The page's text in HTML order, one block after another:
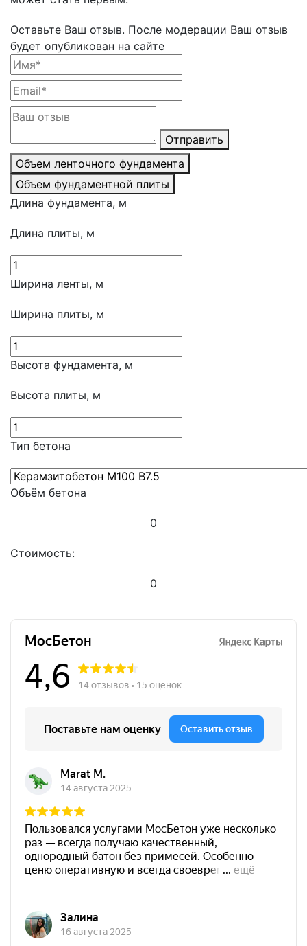
Оставьте Ваш отзыв. После модерации Ваш отзыв
будет опубликован на сайте
Отправить
Объем ленточного фундамента
Объем фундаментной плиты
Длина фундамента, м
Длина плиты, м
Ширина ленты, м
Ширина плиты, м
Высота фундамента, м
Высота плиты, м
Тип бетона
Объём бетона
0
Стоимость:
0